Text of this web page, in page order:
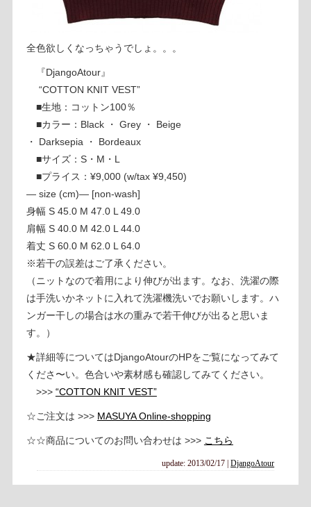
全色欲しくなっちゃうでしょ。。。
『DjangoAtour』
“COTTON KNIT VEST”
■生地：コットン100％
■カラー：Black ・ Grey ・ Beige
・ Darksepia ・ Bordeaux
■サイズ：S・M・L
■プライス：¥9,000 (w/tax ¥9,450)
— size (cm)— [non-wash]
身幅 S 45.0 M 47.0 L 49.0
肩幅 S 40.0 M 42.0 L 44.0
着丈 S 60.0 M 62.0 L 64.0
※若干の誤差はご了承ください。
（ニットなので着用により伸びが出ます。なお、洗濯の際
は手洗いかネットに入れて洗濯機洗いでお願いします。ハ
ンガー干しの場合は水の重みで若干伸びが出ると思いま
す。）
★詳細等についてはDjangoAtourのHPをご覧になってみて
くださ〜い。色合いや素材感も確認してみてください。
>>> “COTTON KNIT VEST”
☆ご注文は >>> MASUYA Online-shopping
☆☆商品についてのお問い合わせは >>> こちら
update: 2013/02/17 |DjangoAtour